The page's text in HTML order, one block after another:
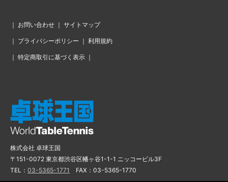
｜ お問い合わせ ｜ サイトマップ
｜ プライバシーポリシー ｜ 利用規約
｜ 特定商取引に基づく表示 ｜
株式会社 卓球王国
〒151-0072 東京都渋谷区幡ヶ谷1-1-1 ニッコービル3F
TEL： 03-5365-1771 FAX：03-5365-1770